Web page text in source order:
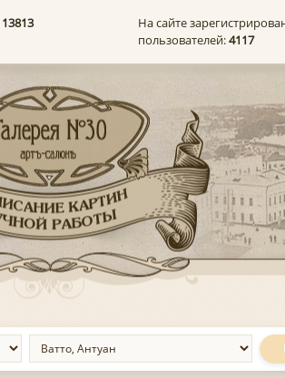
13813
На сайте
пользователей:4117